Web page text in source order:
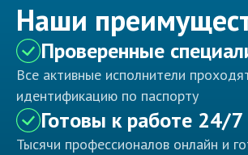
Наши
Проверенные
Все активные исполнители
идентификацию по паспорту
Готовы к работе 24/7
Тысячи профессионалов онлайн и